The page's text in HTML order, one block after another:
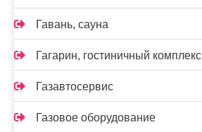
Гавань, сауна
Гагарин, гостиничный комплекс
Газавтосервис
Газовое оборудование